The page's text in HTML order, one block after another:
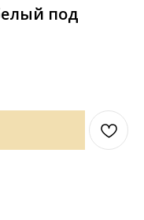
под